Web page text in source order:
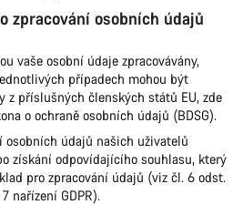
zpracování osobních údajů
vaše osobní údaje zpracovávány,
případech mohou být
z příslušných členských států EU, zde
o ochraně osobních údajů (BDSG).
osobních údajů našich uživatelů
získání odpovídajícího souhlasu, který
pro zpracování údajů (viz čl. 6 odst.
nařízení GDPR).